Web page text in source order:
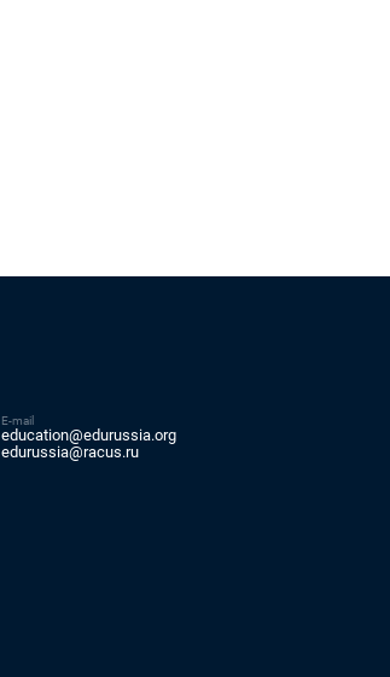
E-mail
education@edurussia.org
edurussia@racus.ru